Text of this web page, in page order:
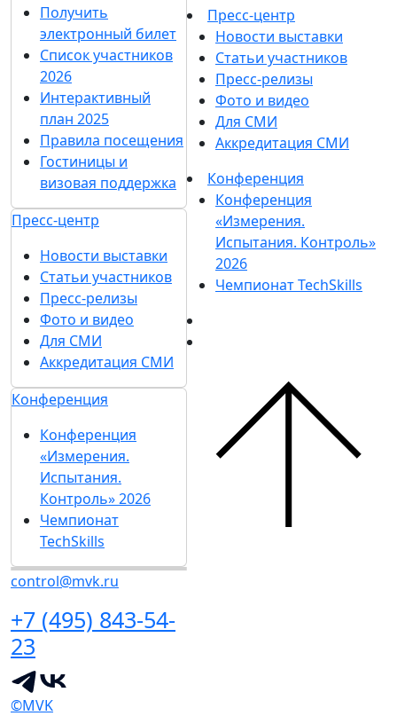
Получить
электронный билет
Список участников
2026
Интерактивный
план 2025
Правила посещения
Гостиницы и
визовая поддержка
Пресс-центр
Новости выставки
Статьи участников
Пресс-релизы
Фото и видео
Для СМИ
Аккредитация СМИ
Конференция
Конференция
«Измерения.
Испытания.
Контроль» 2026
Чемпионат
TechSkills
control@mvk.ru
+7 (495) 843-54-
23
Пресс-центр
Новости выставки
Статьи участников
Пресс-релизы
Фото и видео
Для СМИ
Аккредитация СМИ
Конференция
Конференция
«Измерения.
Испытания. Контроль»
2026
Чемпионат TechSkills
©MVK